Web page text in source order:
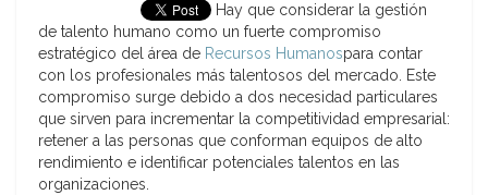
Hay que considerar la gestión
de talento humano como un fuerte compromiso
estratégico del área de Recursos Humanospara contar
con los profesionales más talentosos del mercado. Este
compromiso surge debido a dos necesidad particulares
que sirven para incrementar la competitividad empresarial:
retener a las personas que conforman equipos de alto
rendimiento e identificar potenciales talentos en las
organizaciones.